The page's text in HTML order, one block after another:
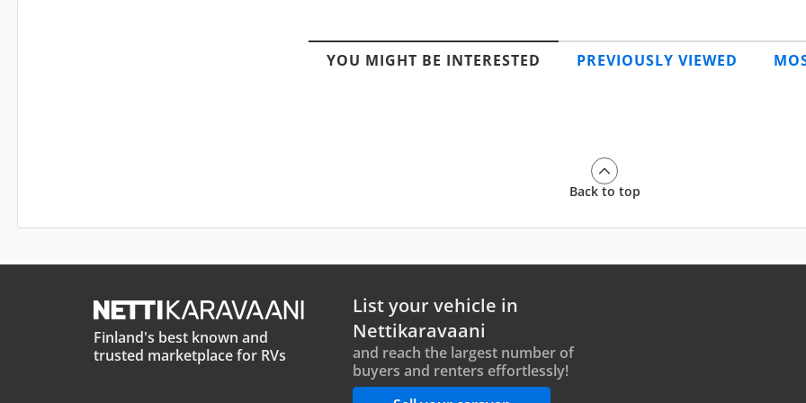
YOU MIGHT BE INTERESTED PREVIOUSLY VIEWED
Back to top
Finland's best known and
trusted marketplace for RVs
List your vehicle in
Nettikaravaani
and reach the largest number of
buyers and renters effortlessly!